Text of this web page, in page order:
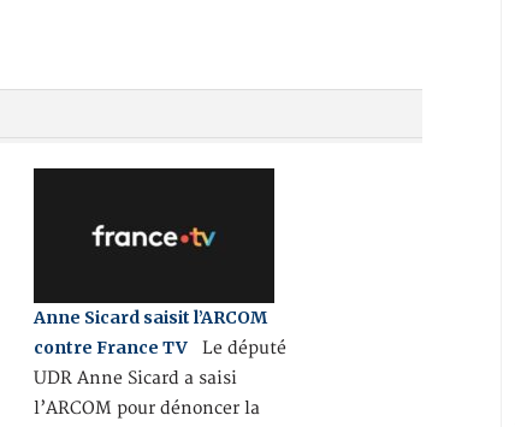
Anne Sicard saisit l’ARCOM
contre France TVLe député
UDR Anne Sicard a saisi
l’ARCOM pour dénoncer la